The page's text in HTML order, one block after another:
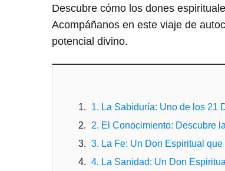
Descubre cómo los dones
Acompáñanos en este viaje de
potencial divino.
1. La Sabiduría: Uno de los 21
2. El Conocimiento: Descubre
3. La Fe: Un Don Espiritual
4. La Sanidad: Un Don